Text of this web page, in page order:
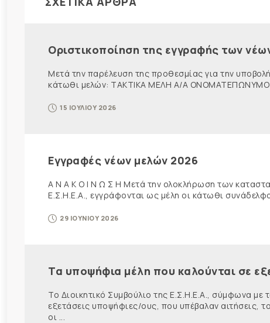
Οριστικοποίηση της εγγραφής των
Μετά την παρέλευση της προθεσμίας για την
κάτωθι μελών: ΤΑΚΤΙΚΑ ΜΕΛΗ Α/Α
15 ΙΟΥΛΙΟΥ 2026
Εγγραφές νέων μελών 2026
Α Ν Α Κ Ο Ι Ν Ω Σ Η Μετά την ολοκλήρωση των
Ε.Σ.Η.Ε.Α., εγγράφονται ως μέλη οι κάτωθι
29 ΙΟΥΝΙΟΥ 2026
Τα υποψήφια μέλη που καλούνται σε
Το Διοικητικό Συμβούλιο της Ε.Σ.Η.Ε.Α., σύμφωνα
εξετάσεις υποψήφιες/ους, που υπέβαλαν αιτήσεις,
οι ...